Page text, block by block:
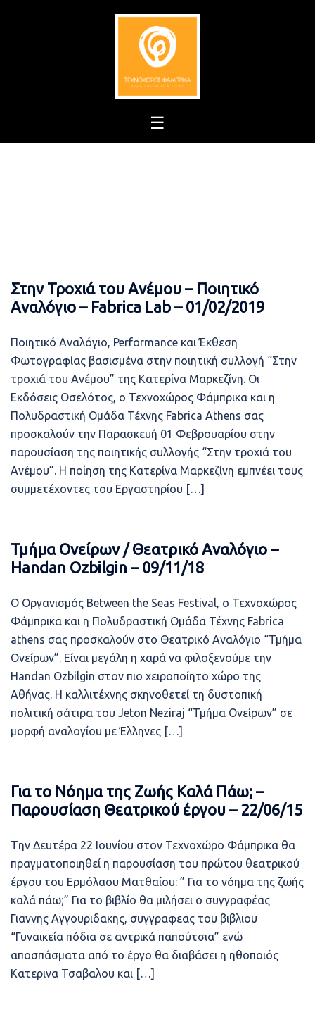
Στην Τροχιά του Ανέμου – Ποιητικό
Αναλόγιο – Fabrica Lab – 01/02/2019
Ποιητικό Αναλόγιο, Performance και Έκθεση
Φωτογραφίας βασισμένα στην ποιητική συλλογή “Στην
τροχιά του Ανέμου” της Κατερίνα Μαρκεζίνη. Οι
Εκδόσεις Οσελότος, ο Τεχνοχώρος Φάμπρικα και η
Πολυδραστική Ομάδα Τέχνης Fabrica Athens σας
προσκαλούν την Παρασκευή 01 Φεβρουαρίου στην
παρουσίαση της ποιητικής συλλογής “Στην τροχιά του
Ανέμου”. Η ποίηση της Κατερίνα Μαρκεζίνη εμπνέει τους
συμμετέχοντες του Εργαστηρίου […]
Τμήμα Ονείρων / Θεατρικό Αναλόγιο –
Handan Ozbilgin – 09/11/18
Ο Oργανισμός Between the Seas Festival, ο Τεχνοχώρος
Φάμπρικα και η Πολυδραστική Ομάδα Τέχνης Fabrica
athens σας προσκαλούν στο Θεατρικό Αναλόγιο “Τμήμα
Ονείρων”. Είναι μεγάλη η χαρά να φιλοξενούμε την
Handan Ozbilgin στον πιο χειροποίητο χώρο της
Αθήνας. Η καλλιτέχνης σκηνοθετεί τη δυστοπική
πολιτική σάτιρα του Jeton Neziraj “Τμήμα Ονείρων” σε
μορφή αναλογίου με Έλληνες […]
Για το Νόημα της Ζωής Καλά Πάω; –
Παρουσίαση Θεατρικού έργου – 22/06/15
Tην Δευτέρα 22 Ιουνίου στον Τεχνοχώρο Φάμπρικα θα
πραγματοποιηθεί η παρουσίαση του πρώτου θεατρικού
έργου του Ερμόλαου Ματθαίου: ” Για το νόημα της ζωής
καλά πάω;” Για το βιβλίο θα μιλήσει ο συγγραφέας
Γιαννης Αγγουριδακης, συγγραφεας του βιβλιου
“Γυναικεία πόδια σε αντρικά παπούτσια” ενώ
αποσπάσματα από το έργο θα διαβάσει η ηθοποιός
Κατερινα Τσαβαλου και […]